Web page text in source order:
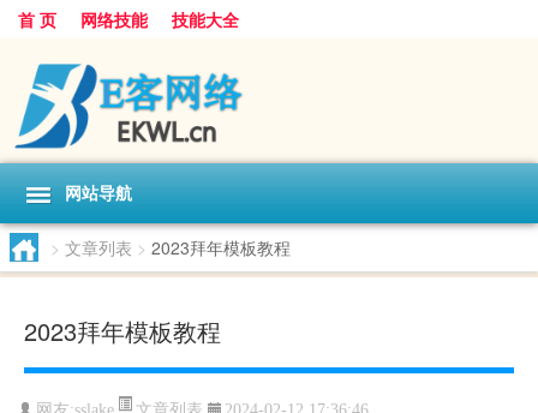
首 页 网络技能 技能大全
网站导航
> 文章列表 > 2023拜年模板教程
2023拜年模板教程
文章列表